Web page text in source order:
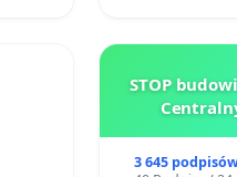
STOP
3 645